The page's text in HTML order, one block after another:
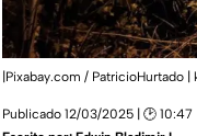
|Pixabay.com / PatricioHurtado |
Publicado 12/03/2025 | 🕑 10:47